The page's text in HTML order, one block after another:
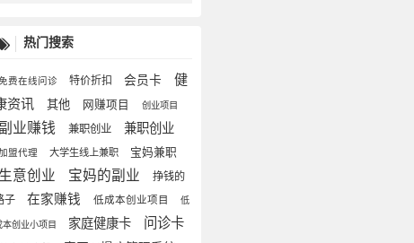
热门搜索
费在线问诊 特价折扣 会员卡
健
资讯
其他 网赚项目 创业项目
副业赚钱 兼职创业 兼职创业
盟代理 大学生线上兼职 宝妈兼职
生意创业 宝妈的副业
挣钱的
子
在家赚钱 低成本创业项目 低
本创业小项目 家庭健康卡 问诊卡